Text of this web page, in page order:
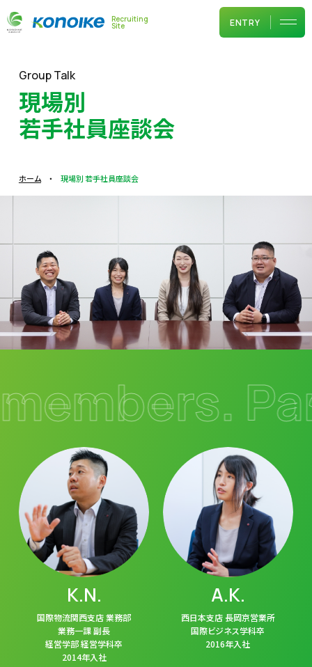
Recruiting
Site ENTRY
Group Talk
現場別
若手社員座談会
ホーム・ 現場別 若手社員座談会
K.N.
国際物流関西支店 業務部
業務一課 副長
経営学部 経営学科卒
2014年入社
A.K.
西日本支店 長岡京営業所
国際ビジネス学科卒
2016年入社